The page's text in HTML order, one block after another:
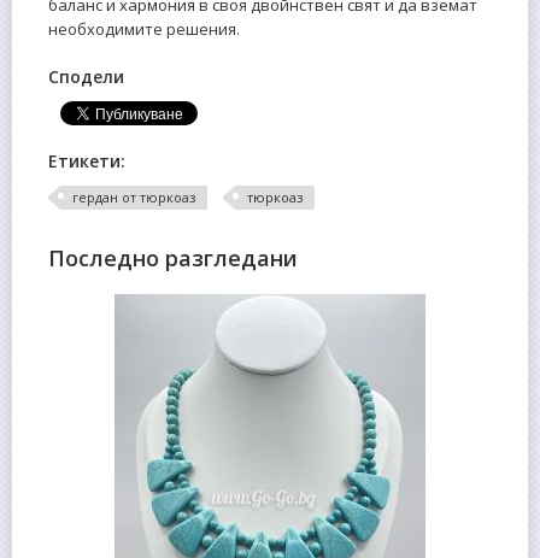
необходимите решения.
Сподели
Етикети:
гердан от тюркоаз тюркоаз
Последно разгледани